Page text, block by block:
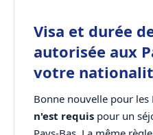
Visa et durée
autorisée aux
votre
Bonne nouvelle pour les
n'est requis pour un